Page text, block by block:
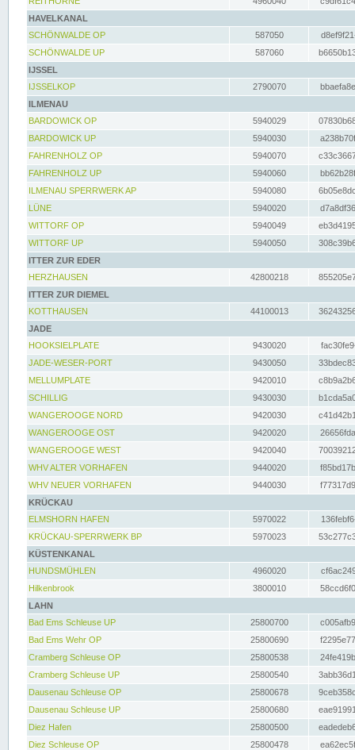
HAVELKANAL
SCHÖNWALDE OP
587050
SCHÖNWALDE UP
587060
IJSSEL
IJSSELKOP
2790070
ILMENAU
BARDOWICK OP
5940029
BARDOWICK UP
5940030
FAHRENHOLZ OP
5940070
FAHRENHOLZ UP
5940060
ILMENAU SPERRWERK AP
5940080
LÜNE
5940020
WITTORF OP
5940049
WITTORF UP
5940050
ITTER ZUR EDER
HERZHAUSEN
42800218
ITTER ZUR DIEMEL
KOTTHAUSEN
44100013
JADE
HOOKSIELPLATE
9430020
JADE-WESER-PORT
9430050
MELLUMPLATE
9420010
SCHILLIG
9430030
WANGEROOGE NORD
9420030
WANGEROOGE OST
9420020
WANGEROOGE WEST
9420040
WHV ALTER VORHAFEN
9440020
WHV NEUER VORHAFEN
9440030
KRÜCKAU
ELMSHORN HAFEN
5970022
KRÜCKAU-SPERRWERK BP
5970023
KÜSTENKANAL
HUNDSMÜHLEN
4960020
Hilkenbrook
3800010
LAHN
Bad Ems Schleuse UP
25800700
Bad Ems Wehr OP
25800690
Cramberg Schleuse OP
25800538
Cramberg Schleuse UP
25800540
Dausenau Schleuse OP
25800678
Dausenau Schleuse UP
25800680
Diez Hafen
25800500
Diez Schleuse OP
25800478